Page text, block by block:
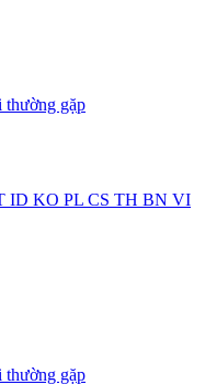
thường gặp
ID KO PL CS TH BN VI
thường gặp